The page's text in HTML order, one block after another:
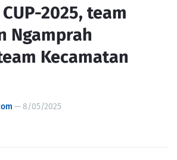
CUP-2025, team
Ngamprah
Kecamatan
—8/05/2025